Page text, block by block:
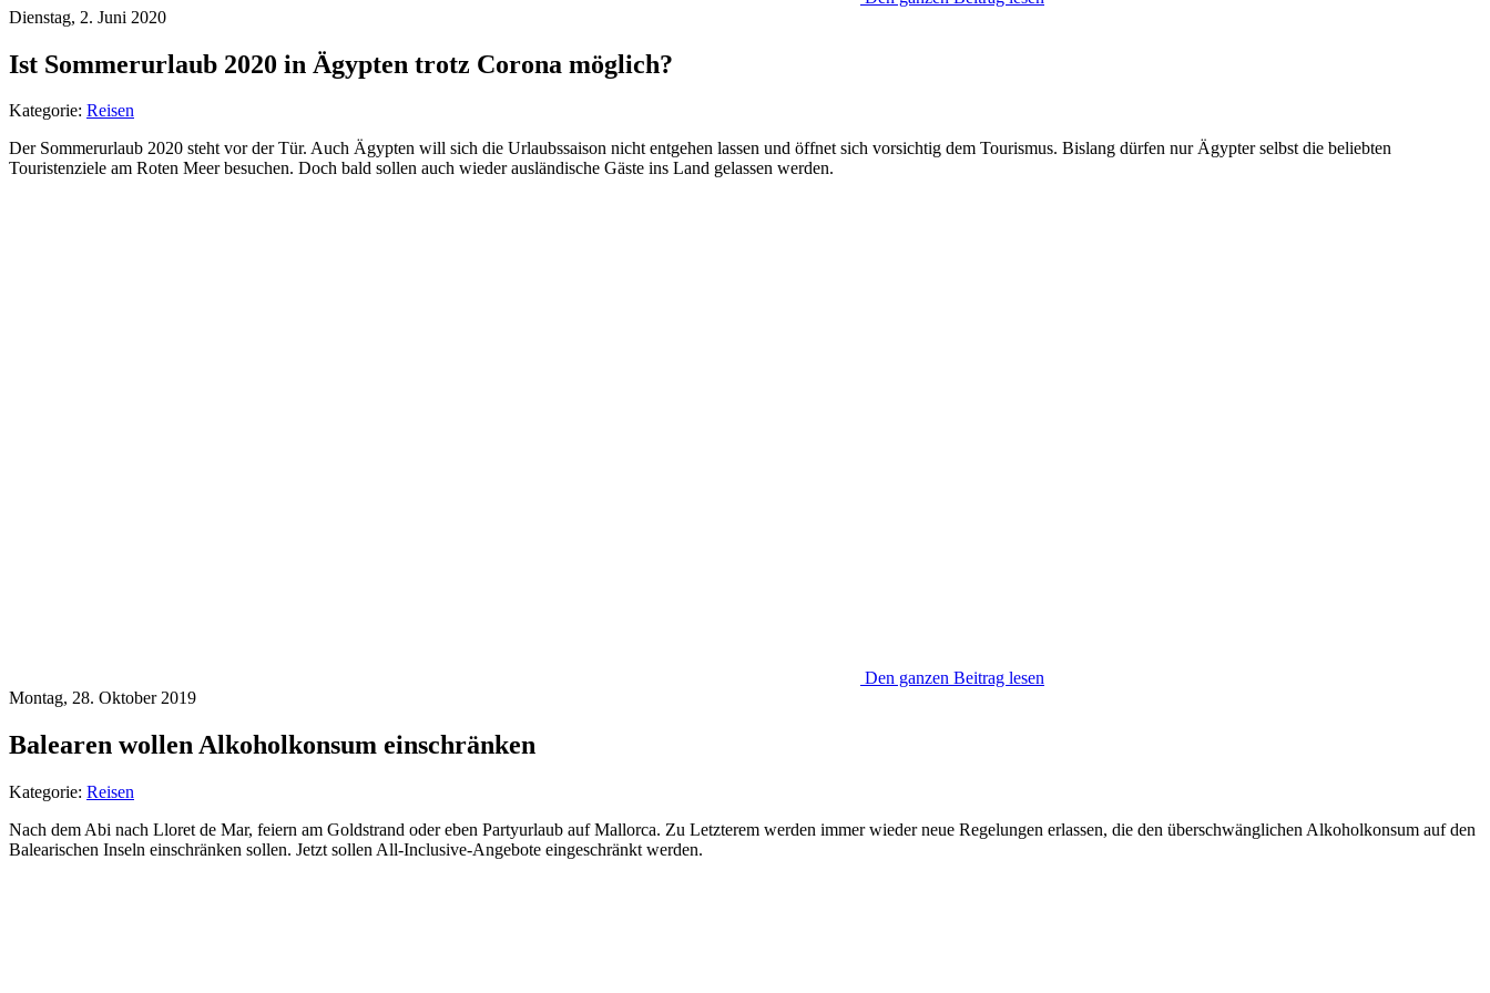
Dienstag, 2. Juni 2020
Ist Sommerurlaub 2020 in Ägypten trotz Corona möglich?
Kategorie: Reisen
Der Sommerurlaub 2020 steht vor der Tür. Auch Ägypten will sich die Urlaubssaison nicht entgehen lassen und öffnet sich vorsichtig dem Tourismus. Bislang dürfen nur Ägypter selbst die beliebten
Touristenziele am Roten Meer besuchen. Doch bald sollen auch wieder ausländische Gäste ins Land gelassen werden.
Den ganzen Beitrag lesen
Montag, 28. Oktober 2019
Balearen wollen Alkoholkonsum einschränken
Kategorie: Reisen
Nach dem Abi nach Lloret de Mar, feiern am Goldstrand oder eben Partyurlaub auf Mallorca. Zu Letzterem werden immer wieder neue Regelungen erlassen, die den überschwänglichen Alkoholkonsum auf den
Balearischen Inseln einschränken sollen. Jetzt sollen All-Inclusive-Angebote eingeschränkt werden.